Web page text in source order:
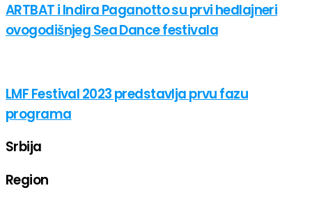
ARTBAT i Indira Paganotto su prvi hedlajneri
ovogodišnjeg Sea Dance festivala
LMF Festival 2023 predstavlja prvu fazu
programa
Srbija
Region